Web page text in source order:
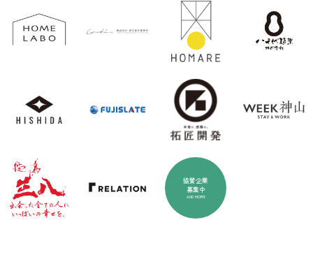
協賛企業
募集中
AND MORE